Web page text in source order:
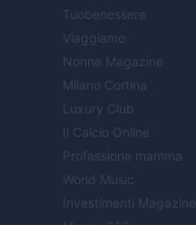
Tuobenessere
Viaggiamo
Nonne Magazine
Milano Cortina
Luxury Club
Il Calcio Online
Professione mamma
World Music
Investimenti Magazine